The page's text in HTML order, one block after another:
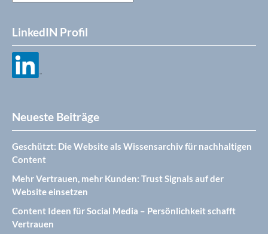
LinkedIN Profil
Neueste Beiträge
Geschützt: Die Website als Wissensarchiv für nachhaltigen
Content
Mehr Vertrauen, mehr Kunden: Trust Signals auf der
Website einsetzen
Content Ideen für Social Media – Persönlichkeit schafft
Vertrauen